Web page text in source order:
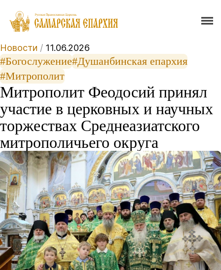
Новости / 11.06.2026
#Богослужение#Душанбинская епархия
#Митрополит
Митрополит Феодосий принял
участие в церковных и научных
торжествах Среднеазиатского
митрополичьего округа